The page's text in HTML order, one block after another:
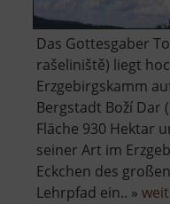
Das Gottesgaber
rašeliniště) liegt
Erzgebirgskamm
Bergstadt Boží Dar
Fläche 930 Hektar
seiner Art im
Eckchen des
Lehrpfad ein.. »